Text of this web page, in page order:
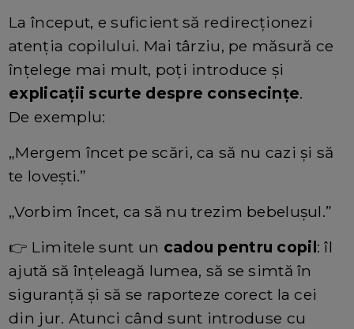
La început, e suficient să redirecționezi
atenția copilului. Mai târziu, pe măsură ce
înțelege mai mult, poți introduce și
explicații scurte despre consecințe.
De exemplu:
„Mergem încet pe scări, ca să nu cazi și să
te lovești.”
„Vorbim încet, ca să nu trezim bebelușul.”
👉 Limitele sunt un cadou pentru copil: îl
ajută să înțeleagă lumea, să se simtă în
siguranță și să se raporteze corect la cei
din jur. Atunci când sunt introduse cu